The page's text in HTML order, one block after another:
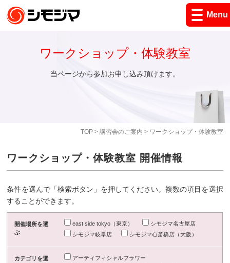
Menu
TOP> 講習会のご案内 > ワークショップ・体験教室
ワークショップ・体験教室
当ページから参加お申し込み頂けます。
ワークショップ・体験教室 開催情報
条件を選んで「検索ボタン」を押してください。複数の項目を選択
することができます。
開催場所を選
ぶ
east side tokyo（東京）
シモジマ名古屋店
シモジマ岐阜店
シモジマ心斎橋店（大阪）
カテゴリを選
アーティフィシャルフラワー